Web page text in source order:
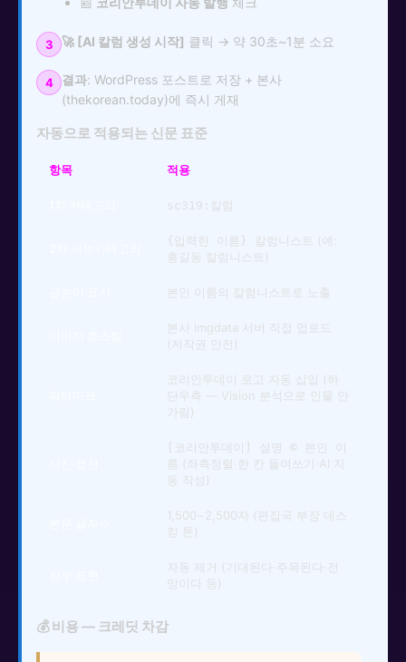
3 🚀 [AI 칼럼 생성 시작] 클릭 → 약 30초~1분 소요
4 결과: WordPress 포스트로 저장 + 본사
(thekorean.today)에 즉시 게재
자동으로 적용되는 신문 표준
항목 적용
sc319:칼럼
{입력한 이름} 칼럼니스트
(예:
홍길동 칼럼니스트)
본인 이름의 칼럼니스트로 노출
본사 imgdata 서버 직접 업로드
(저작권 안전)
코리안투데이 로고 자동 삽입 (하
단우측 — Vision 분석으로 인물 안
가림)
[코리안투데이] 설명 © 본인 이
름 (좌측정렬·한 칸 들여쓰기·AI 자
동 작성)
1,500~2,500자 (편집국 부장 데스
킹 톤)
자동 제거 (기대된다·주목된다·전
망이다 등)
💰 비용 — 크레딧 차감